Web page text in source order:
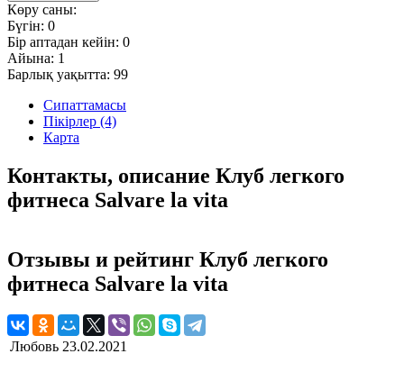
Көру саны:
Бүгін: 0
Бір аптадан кейін: 0
Айына: 1
Барлық уақытта: 99
Сипаттамасы
Пікірлер (4)
Карта
Контакты, описание Клуб легкого
фитнеса Salvare la vita
Отзывы и рейтинг Клуб легкого
фитнеса Salvare la vita
Любовь 23.02.2021